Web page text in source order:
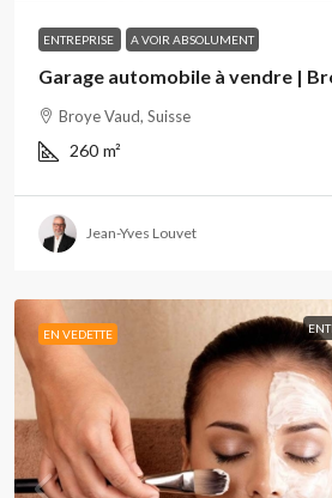
ENTREPRISE A VOIR ABSOLUMENT
Garage automobile à vendre |
Broye Vaud, Suisse
260 m²
Jean-Yves Louvet
EN VEDETTE